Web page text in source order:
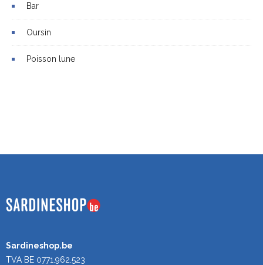
Bar
Oursin
Poisson lune
Sardineshop.be
TVA BE 0771.962.523